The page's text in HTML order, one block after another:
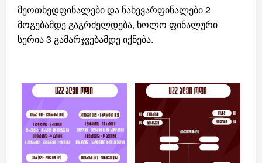
მეოთხედფინალები და ნახევარფინალები 2
მოგებამდე გაგრძელდება, ხოლო ფინალური
სერია 3 გამარჯვებამდე იქნება.